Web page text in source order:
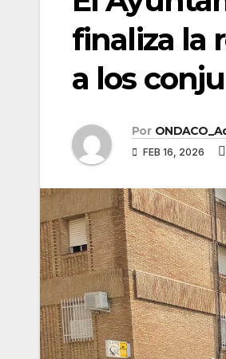
finaliza la
a los
Por
FEB 16, 2026